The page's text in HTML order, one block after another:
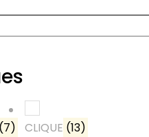
(7) CLIQUE (13)